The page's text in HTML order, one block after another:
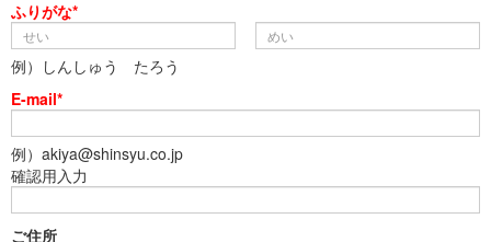
ふりがな*
例）しんしゅう たろう
E-mail*
例）akiya@shinsyu.co.jp
確認用入力
ご住所